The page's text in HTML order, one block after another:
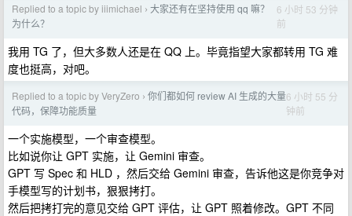
Replied to a topic by iiimichael › 大家还有在坚持使用 qq 嘛？
为什么？
6 小时 53 分钟
前
我用 TG 了，但大多数人还是在 QQ 上。毕竟指望大家都转用 TG 难
度也挺高，对吧。
Replied to a topic by VeryZero › 你们都如何 review AI 生成的大量
代码，保障功能质量
6 小时 55 分
钟前
一个实施模型，一个审查模型。
比如说你让 GPT 实施，让 Gemini 审查。
GPT 写 Spec 和 HLD ，然后交给 Gemini 审查，告诉他这是你竞争对
手模型写的计划书，狠狠拷打。
然后把拷打完的意见交给 GPT 评估，让 GPT 照着修改。GPT 不同